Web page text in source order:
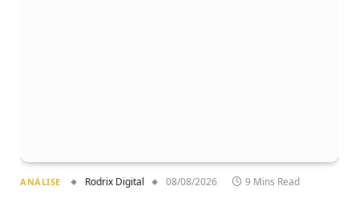
ANÁLISE Rodrix Digital 08/08/2026 9 Mins Read